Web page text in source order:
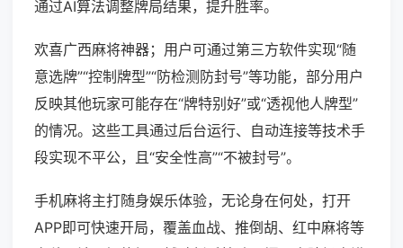
通过AI算法调整牌局结果，提升胜率。
欢喜广西麻将神器；用户可通过第三方软件实现“随
意选牌”“控制牌型”“防检测防封号”等功能，部分用户
反映其他玩家可能存在“牌特别好”或“透视他人牌型”
的情况。这些工具通过后台运行、自动连接等技术手
段实现不平公，且“安全性高”“不被封号”。
手机麻将主打随身娱乐体验，无论身在何处，打开
APP即可快速开局，覆盖血战、推倒胡、红中麻将等